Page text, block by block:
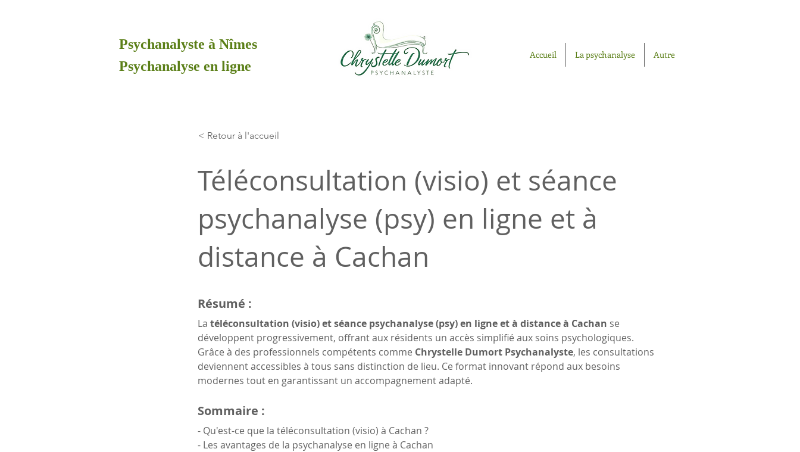
Psychanalyste à Nîmes
Psychanalyse en ligne
Accueil La psychanalyse Autre
< Retour à l'accueil
Téléconsultation (visio) et séance
psychanalyse (psy) en ligne et à
distance à Cachan
Résumé :
La téléconsultation (visio) et séance psychanalyse (psy) en ligne et à distance à Cachan se
développent progressivement, offrant aux résidents un accès simplifié aux soins psychologiques.
Grâce à des professionnels compétents comme Chrystelle Dumort Psychanalyste, les consultations
deviennent accessibles à tous sans distinction de lieu. Ce format innovant répond aux besoins
modernes tout en garantissant un accompagnement adapté.
Sommaire :
- Qu'est-ce que la téléconsultation (visio) à Cachan ?
- Les avantages de la psychanalyse en ligne à Cachan